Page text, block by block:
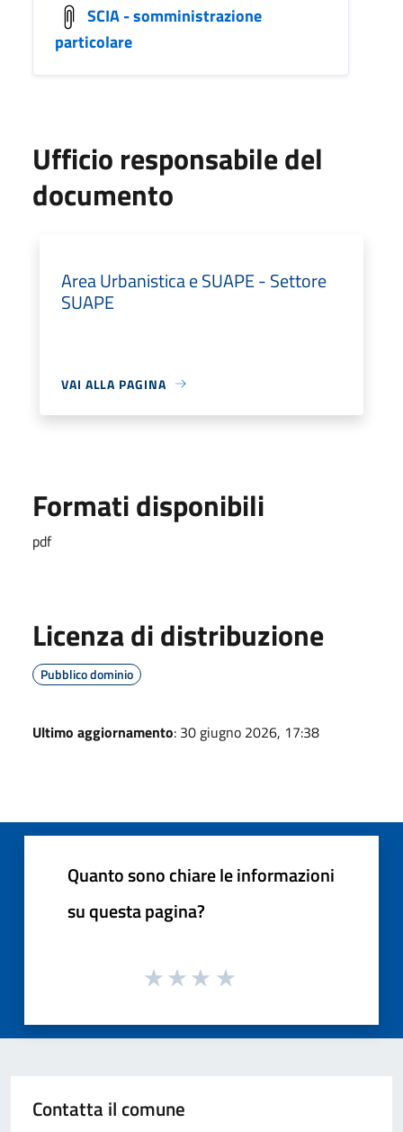
SCIA - somministrazione
particolare
Ufficio responsabile del
documento
Area Urbanistica e SUAPE - Settore
SUAPE
VAI ALLA PAGINA
Formati disponibili
pdf
Licenza di distribuzione
Pubblico dominio
Ultimo aggiornamento: 30 giugno 2026, 17:38
Quanto sono chiare le informazioni
su questa pagina?
Contatta il comune